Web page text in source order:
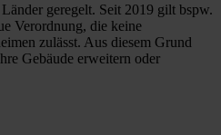
geregelt. Seit 2019 gilt bspw.
Verordnung, die keine
zulässt. Aus diesem Grund
Gebäude erweitern oder